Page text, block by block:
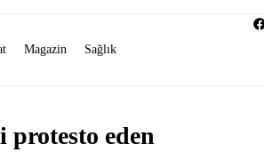
Magazin Sağlık
eden